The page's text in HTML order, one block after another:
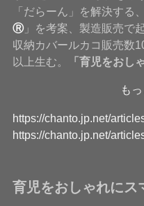
「だらーん」を解決する
Ⓡ」を考案、製造販売で
収納カバールカコ販売数
以上生む。
「育児をおし
も
https://chanto.jp.net/
https://chanto.jp.net/
育児をおしゃれにス